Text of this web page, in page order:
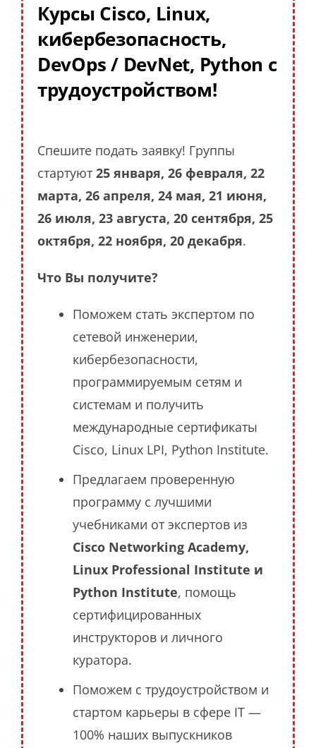
Курсы Cisco, Linux,
кибербезопасность,
DevOps / DevNet, Python с
трудоустройством!
Спешите подать заявку! Группы
стартуют 25 января, 26 февраля, 22
марта, 26 апреля, 24 мая, 21 июня,
26 июля, 23 августа, 20 сентября, 25
октября, 22 ноября, 20 декабря.
Что Вы получите?
Поможем стать экспертом по
сетевой инженерии,
кибербезопасности,
программируемым сетям и
системам и получить
международные сертификаты
Cisco, Linux LPI, Python Institute.
Предлагаем проверенную
программу с лучшими
учебниками от экспертов из
Cisco Networking Academy,
Linux Professional Institute и
Python Institute, помощь
сертифицированных
инструкторов и личного
куратора.
Поможем с трудоустройством и
стартом карьеры в сфере IT —
100% наших выпускников